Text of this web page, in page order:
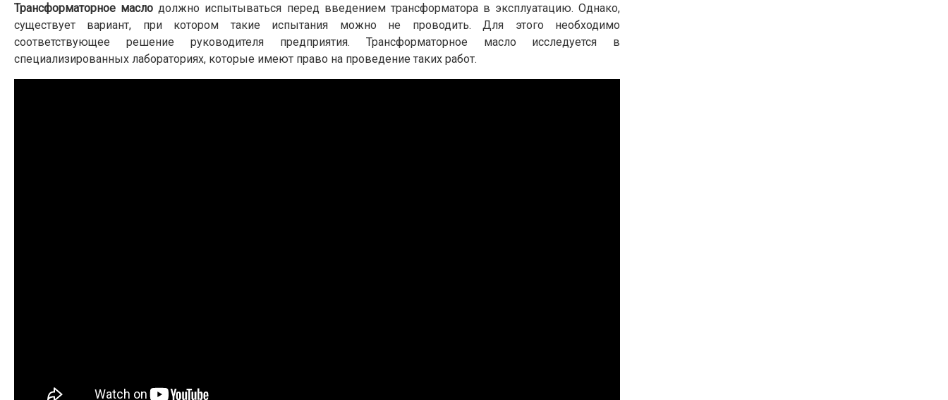
Трансформаторное масло должно испытываться перед введением трансформатора в эксплуатацию. Однако,
существует вариант, при котором такие испытания можно не проводить. Для этого необходимо
соответствующее решение руководителя предприятия. Трансформаторное масло исследуется в
специализированных лабораториях, которые имеют право на проведение таких работ.